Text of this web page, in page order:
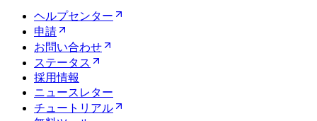
ヘルプセンター
申請
お問い合わせ
ステータス
採用情報
ニュースレター
チュートリアル